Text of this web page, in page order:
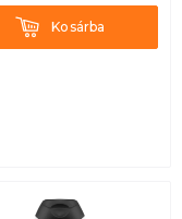
KosárbaKosárba